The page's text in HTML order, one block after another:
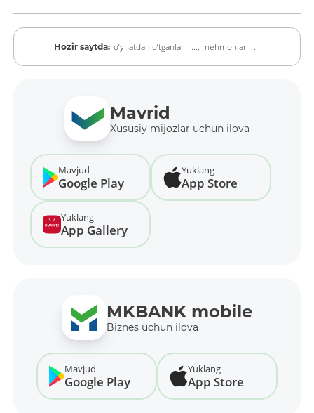
Hozir saytda:ro‘yhatdan o‘tganlar - ..., mehmonlar - ...
Mavrid
Xususiy mijozlar uchun ilova
Mavjud
Google Play
Yuklang
App Store
Yuklang
App Gallery
MKBANK mobile
Biznes uchun ilova
Mavjud
Google Play
Yuklang
App Store